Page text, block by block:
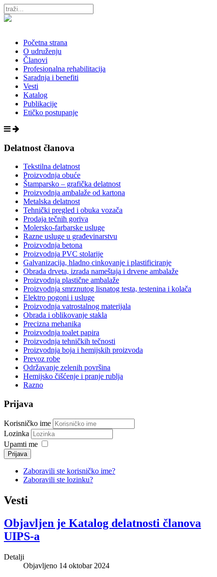
Početna strana
O udruženju
Članovi
Profesionalna rehabilitacija
Saradnja i benefiti
Vesti
Katalog
Publikacije
Etičko postupanje
Delatnost članova
Tekstilna delatnost
Proizvodnja obuće
Štamparsko – grafička delatnost
Proizvodnja ambalaže od kartona
Metalska delatnost
Tehnički pregled i obuka vozača
Prodaja tečnih goriva
Molersko-farbarske usluge
Razne usluge u građevinarstvu
Proizvodnja betona
Proizvodnja PVC stolarije
Galvanizacija, hladno cinkovanje i plastificiranje
Obrada drveta, izrada nameštaja i drvene ambalaže
Proizvodnja plastične ambalaže
Proizvodnja smrznutog lisnatog testa, testenina i kolača
Elektro pogoni i usluge
Proizvodnja vatrostalnog materijala
Obrada i oblikovanje stakla
Precizna mehanika
Proizvodnja toalet papira
Proizvodnja tehničkih tečnosti
Proizvodnja boja i hemijskih proizvoda
Prevoz robe
Održavanje zelenih površina
Hemijsko čišćenje i pranje rublja
Razno
Prijava
Korisničko ime
Lozinka
Upamti me
Prijava
Zaboravili ste korisničko ime?
Zaboravili ste lozinku?
Vesti
Objavljen je Katalog delatnosti članova
UIPS-a
Detalji
Objavljeno 14 oktobar 2024